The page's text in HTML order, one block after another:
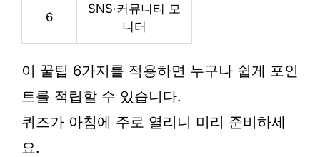
6
SNS·커뮤니티 모
니터
이 꿀팁 6가지를 적용하면 누구나 쉽게 포인
트를 적립할 수 있습니다.
퀴즈가 아침에 주로 열리니 미리 준비하세
요.